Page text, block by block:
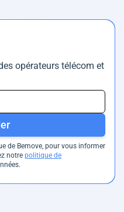
opérateurs télécom et
de Bemove, pour vous informer
notre politique de